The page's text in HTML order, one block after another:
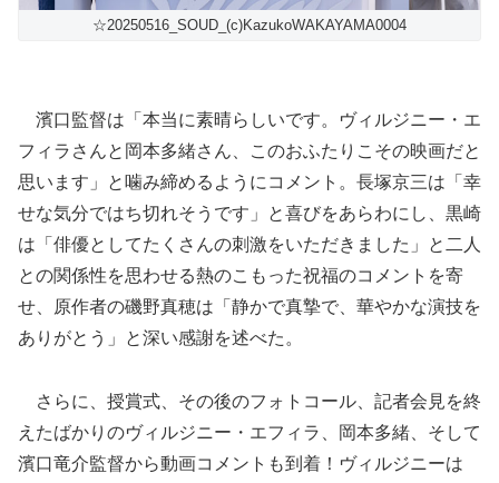
☆20250516_SOUD_(c)KazukoWAKAYAMA0004
濱口監督は「本当に素晴らしいです。ヴィルジニー・エ
フィラさんと岡本多緒さん、このおふたりこその映画だと
思います」と噛み締めるようにコメント。長塚京三は「幸
せな気分ではち切れそうです」と喜びをあらわにし、黒崎
は「俳優としてたくさんの刺激をいただきました」と二人
との関係性を思わせる熱のこもった祝福のコメントを寄
せ、原作者の磯野真穂は「静かで真摯で、華やかな演技を
ありがとう」と深い感謝を述べた。
さらに、授賞式、その後のフォトコール、記者会見を終
えたばかりのヴィルジニー・エフィラ、岡本多緒、そして
濱口竜介監督から動画コメントも到着！ヴィルジニーは